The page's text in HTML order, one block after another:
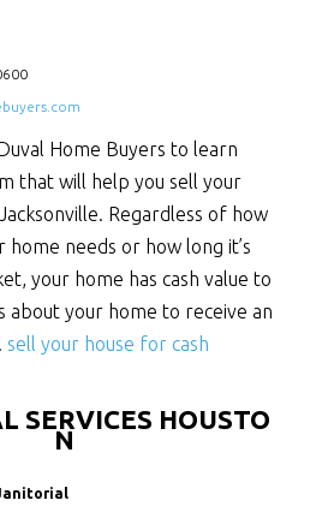
Home Buyers to learn
that will help you sell your
Regardless of how
home needs or how long it’s
your home has cash value to
about your home to receive an
sell your house for cash
SERVICES HOUSTO
N